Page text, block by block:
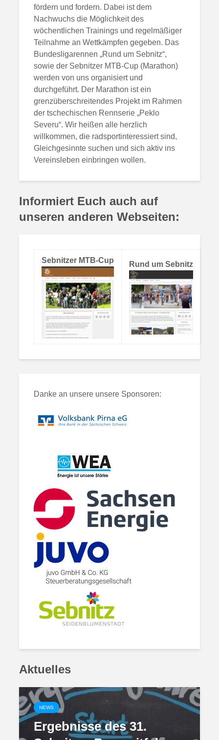
fördern und fordern. Dabei ist dem
Nachwuchs die Möglichkeit des
wöchentlichen Trainings und regelmäßiger
Teilnahme an Wettkämpfen gegeben. Das
Bundesligarennen „Rund um Sebnitz“,
sowie der Sebnitzer MTB-Cup (Marathon)
werden von uns organisiert und
durchgeführt. Der Marathon ist ein
grenzüberschreitendes Projekt im Rahmen
der tschechischen Rennserie „Peklo
Severu“. Wir heißen alle herzlich
willkommen, die radsportinteressiert sind,
Gleichgesinnte suchen und sich aktiv ins
Vereinsleben einbringen wollen.
Informiert Euch auch auf
unseren anderen Webseiten:
Sebnitzer MTB-Cup Rund um Sebnitz
Danke an unsere unsere Sponsoren:
Aktuelles
NEWS
Ergebnisse des 31.